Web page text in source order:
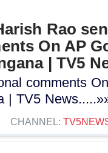
Rao
On AP
| TV5
comments
| TV5
CHANNEL: